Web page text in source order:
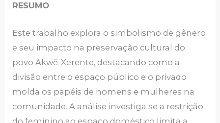
RESUMO
Este trabalho explora o simbolismo de gênero
e seu impacto na preservação cultural do
povo Akwẽ-Xerente, destacando como a
divisão entre o espaço público e o privado
molda os papéis de homens e mulheres na
comunidade. A análise investiga se a restrição